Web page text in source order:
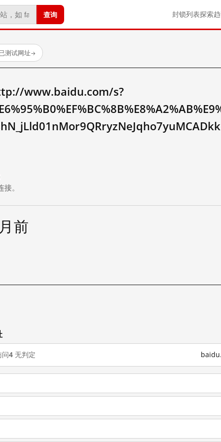
查询 封锁列表探索
测试网址→
www.baidu.com/s?
。
前
问4 无判定